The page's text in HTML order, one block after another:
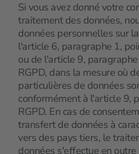
Si vous avez donné votre
traitement des données,
données personnelles sur
l'article 6, paragraphe 1,
ou de l'article 9,
RGPD, dans la mesure où
particulières de données
conformément à l'article 9,
RGPD. En cas de
transfert de données à
vers des pays tiers, le
données s'effectue en